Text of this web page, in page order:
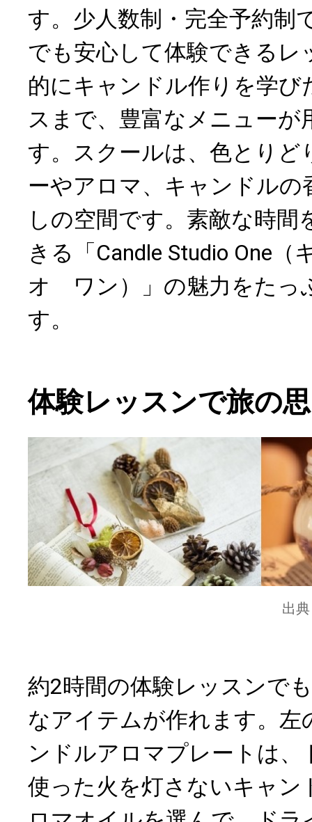
す。少人数制・完全予約制
でも安心して体験できるレ
的にキャンドル作りを学び
スまで、豊富なメニューが
す。スクールは、色とりど
ーやアロマ、キャンドルの
しの空間です。素敵な時間
きる「Candle Studio One
オ ワン）」の魅力をたっ
す。
体験レッスンで旅の
出
約2時間の体験レッスンで
なアイテムが作れます。
ンドルアロマプレートは
使った火を灯さないキャン